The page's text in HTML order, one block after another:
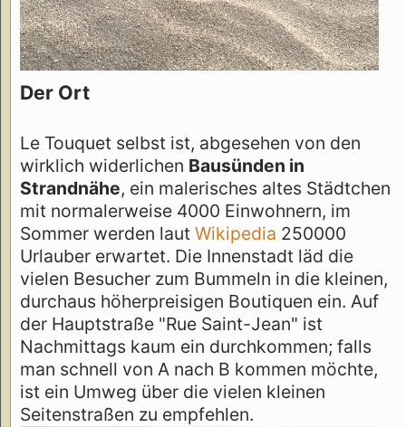
Der Ort
Le Touquet selbst ist, abgesehen von den
wirklich widerlichen Bausünden in
Strandnähe, ein malerisches altes Städtchen
mit normalerweise 4000 Einwohnern, im
Sommer werden laut Wikipedia 250000
Urlauber erwartet. Die Innenstadt läd die
vielen Besucher zum Bummeln in die kleinen,
durchaus höherpreisigen Boutiquen ein. Auf
der Hauptstraße "Rue Saint-Jean" ist
Nachmittags kaum ein durchkommen; falls
man schnell von A nach B kommen möchte,
ist ein Umweg über die vielen kleinen
Seitenstraßen zu empfehlen.